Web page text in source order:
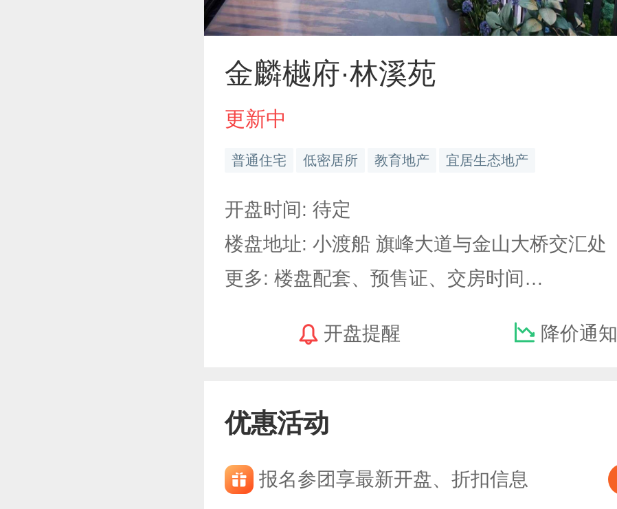
金麟樾府·林溪苑
更新中
普通住宅 低密居所 教育地产 宜居生态地产
开盘时间: 待定
楼盘地址: 小渡船 旗峰大道与金山大桥交汇处
更多: 楼盘配套、预售证、交房时间…
开盘提醒 降价通知
优惠活动
报名参团享最新开盘、折扣信息